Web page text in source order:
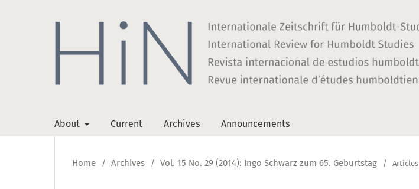
About Current Archives Announcements
Home / Archives / Vol. 15 No. 29 (2014): Ingo Schwarz zum 65. Geburtstag / Articles